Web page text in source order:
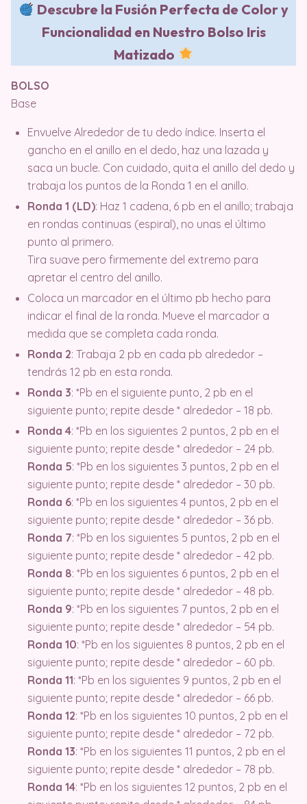
Descubre la Fusión Perfecta de Color y
Funcionalidad en Nuestro Bolso Iris
Matizado
BOLSO
Base
Envuelve Alrededor de tu dedo índice. Inserta el
gancho en el anillo en el dedo, haz una lazada y
saca un bucle. Con cuidado, quita el anillo del dedo y
trabaja los puntos de la Ronda 1 en el anillo.
Ronda 1 (LD): Haz 1 cadena, 6 pb en el anillo; trabaja
en rondas continuas (espiral), no unas el último
punto al primero.
Tira suave pero firmemente del extremo para
apretar el centro del anillo.
Coloca un marcador en el último pb hecho para
indicar el final de la ronda. Mueve el marcador a
medida que se completa cada ronda.
Ronda 2: Trabaja 2 pb en cada pb alrededor –
tendrás 12 pb en esta ronda.
Ronda 3: *Pb en el siguiente punto, 2 pb en el
siguiente punto; repite desde * alrededor – 18 pb.
Ronda 4: *Pb en los siguientes 2 puntos, 2 pb en el
siguiente punto; repite desde * alrededor – 24 pb.
Ronda 5: *Pb en los siguientes 3 puntos, 2 pb en el
siguiente punto; repite desde * alrededor – 30 pb.
Ronda 6: *Pb en los siguientes 4 puntos, 2 pb en el
siguiente punto; repite desde * alrededor – 36 pb.
Ronda 7: *Pb en los siguientes 5 puntos, 2 pb en el
siguiente punto; repite desde * alrededor – 42 pb.
Ronda 8: *Pb en los siguientes 6 puntos, 2 pb en el
siguiente punto; repite desde * alrededor – 48 pb.
Ronda 9: *Pb en los siguientes 7 puntos, 2 pb en el
siguiente punto; repite desde * alrededor – 54 pb.
Ronda 10: *Pb en los siguientes 8 puntos, 2 pb en el
siguiente punto; repite desde * alrededor – 60 pb.
Ronda 11: *Pb en los siguientes 9 puntos, 2 pb en el
siguiente punto; repite desde * alrededor – 66 pb.
Ronda 12: *Pb en los siguientes 10 puntos, 2 pb en el
siguiente punto; repite desde * alrededor – 72 pb.
Ronda 13: *Pb en los siguientes 11 puntos, 2 pb en el
siguiente punto; repite desde * alrededor – 78 pb.
Ronda 14: *Pb en los siguientes 12 puntos, 2 pb en el